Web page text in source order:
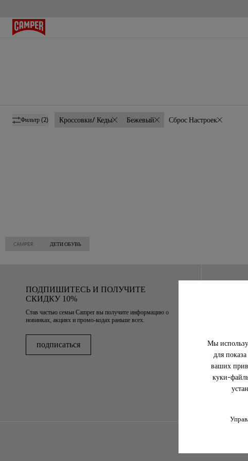
Мы
для
ваших
куки-
Фильтр(2) Кроссовки/ Кеды Бежевый Сброс Настроек
CAMPER ДЕТИ ОБУВЬ
ПОДПИШИТЕСЬ И ПОЛУЧИТЕ
СКИДКУ 10%
Став частью семьи Camper вы получите информацию о
новинках, акциях и промо-кодах раньше всех.
подписаться